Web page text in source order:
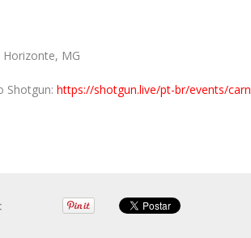
MG
Shotgun: https://shotgun.live/pt-br/events/